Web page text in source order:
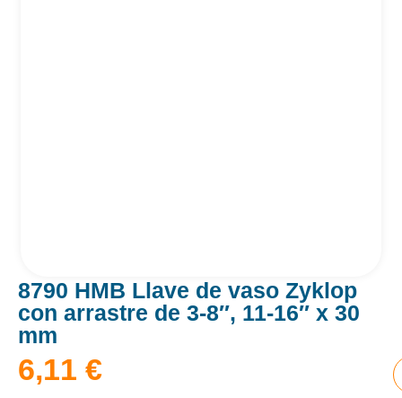
8790 HMB Llave de vaso Zyklop
con arrastre de 3-8″, 11-16″ x 30
mm
6,11 €